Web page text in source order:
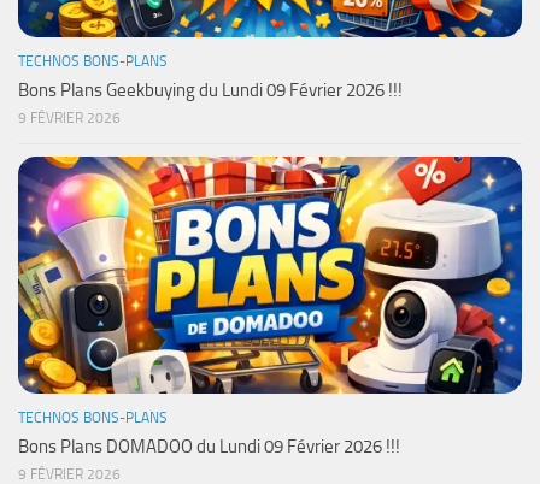
TECHNOS BONS-PLANS
Bons Plans Geekbuying du Lundi 09 Février 2026 !!!
9 FÉVRIER 2026
TECHNOS BONS-PLANS
Bons Plans DOMADOO du Lundi 09 Février 2026 !!!
9 FÉVRIER 2026